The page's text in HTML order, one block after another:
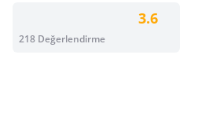
3.6
218 Değerlendirme